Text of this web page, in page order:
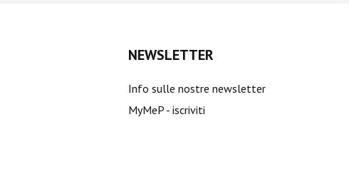
NEWSLETTER
Info sulle nostre newsletter
MyMeP - iscriviti